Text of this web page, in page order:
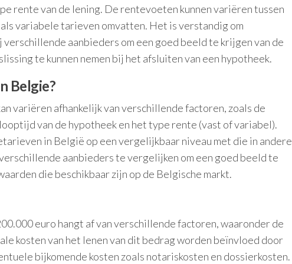
rente van de lening. De rentevoeten kunnen variëren tussen
variabele tarieven omvatten. Het is verstandig om
aanbieders om een goed beeld te krijgen van de
te kunnen nemen bij het afsluiten van een hypotheek.
Belgie?
variëren afhankelijk van verschillende factoren, zoals de
van de hypotheek en het type rente (vast of variabel).
in België op een vergelijkbaar niveau met die in andere
aanbieders te vergelijken om een goed beeld te
die beschikbaar zijn op de Belgische markt.
euro hangt af van verschillende factoren, waaronder de
kosten van het lenen van dit bedrag worden beïnvloed door
bijkomende kosten zoals notariskosten en dossierkosten.